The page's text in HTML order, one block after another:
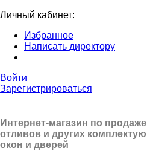
Личный кабинет:
Избранное
Написать директору
Войти
Зарегистрироваться
Интернет-магазин по
отливов и других
окон и дверей